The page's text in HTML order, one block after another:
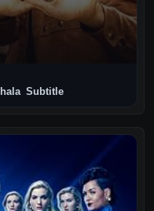
Subtitle